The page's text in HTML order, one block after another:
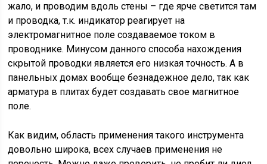
жало, и проводим вдоль стены – где ярче светится там
и проводка, т.к. индикатор реагирует на
электромагнитное поле создаваемое током в
проводнике. Минусом данного способа нахождения
скрытой проводки является его низкая точность. А в
панельных домах вообще безнадежное дело, так как
арматура в плитах будет создавать свое магнитное
поле.
Как видим, область применения такого инструмента
довольно широка, всех случаев применения не